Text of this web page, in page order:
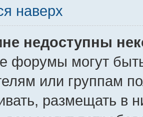
наверх
недоступны
форумы могут
или группам
размещать в